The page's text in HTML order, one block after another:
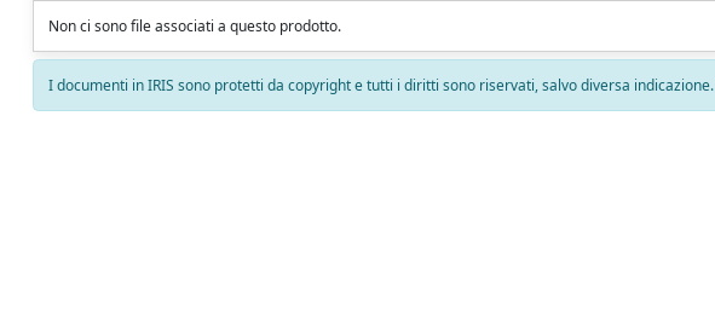
Non ci sono file associati a questo prodotto.
I documenti in IRIS sono protetti da copyright e tutti i diritti sono riservati, salvo diversa indicazione.